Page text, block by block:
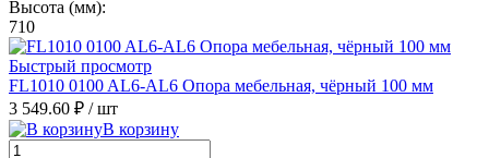
Высота (мм):
710
Быстрый просмотр
FL1010 0100 AL6-AL6 Опора мебельная, чёрный 100 мм
3 549.60 ₽ / шт
В корзину